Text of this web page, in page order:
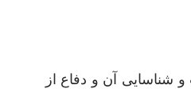
شناسايى آن و دفاع از